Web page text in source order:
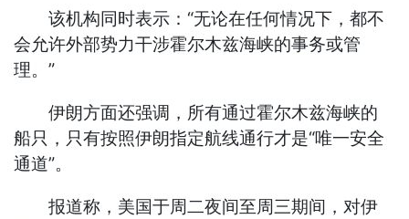
该机构同时表示：“无论在任何情况下，都不
会允许外部势力干涉霍尔木兹海峡的事务或管
理。”
伊朗方面还强调，所有通过霍尔木兹海峡的
船只，只有按照伊朗指定航线通行才是“唯一安全
通道”。
报道称，美国于周二夜间至周三期间，对伊